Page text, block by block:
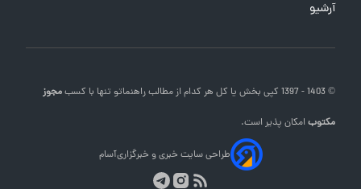
آرشیو
© 1403 - 1397 کپی بخش یا کل هر کدام از مطالب راهنماتو تنها با کسبمجوز
مکتوبامکان پذیر است.
طراحی سایت خبری و خبرگزاریآسام